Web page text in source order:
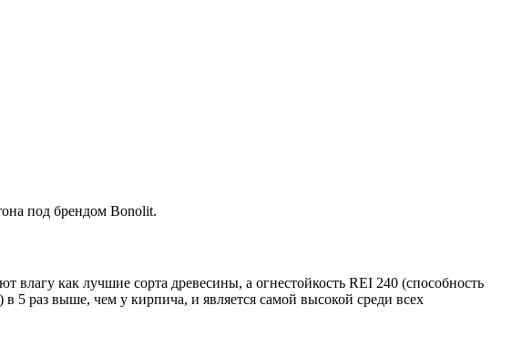
под брендом Bonolit.
как лучшие сорта древесины, а огнестойкость REI 240 (способность
в 5 раз выше, чем у кирпича, и является самой высокой среди всех